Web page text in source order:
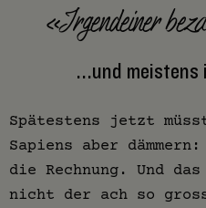
«Irgendeiner
...und meistens
Spätestens jetzt
Sapiens aber
die Rechnung. Und
nicht der ach so